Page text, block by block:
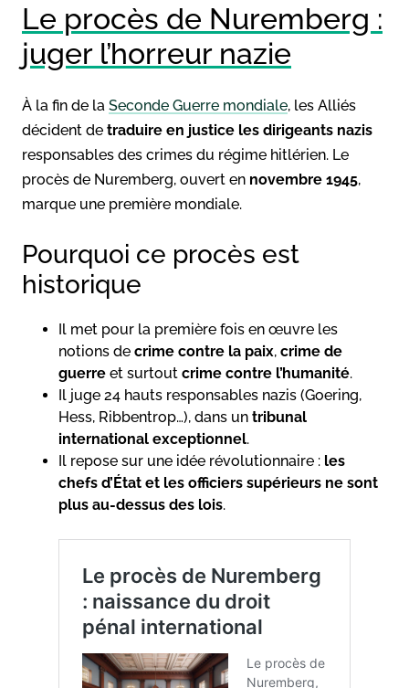
Le procès de Nuremberg :
juger l’horreur nazie
À la fin de la Seconde Guerre mondiale, les Alliés
décident de traduire en justice les dirigeants nazis
responsables des crimes du régime hitlérien. Le
procès de Nuremberg, ouvert en novembre 1945,
marque une première mondiale.
Pourquoi ce procès est
historique
Il met pour la première fois en œuvre les
notions de crime contre la paix, crime de
guerre et surtout crime contre l’humanité.
Il juge 24 hauts responsables nazis (Goering,
Hess, Ribbentrop…), dans un tribunal
international exceptionnel.
Il repose sur une idée révolutionnaire : les
chefs d’État et les officiers supérieurs ne sont
plus au-dessus des lois.